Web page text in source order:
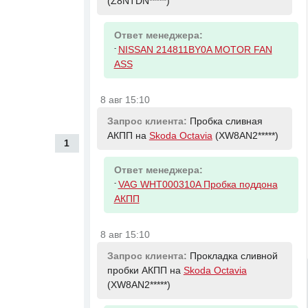
1
Ответ менеджера:
- NISSAN 214811BY0A MOTOR FAN
ASS
8 авг 15:10
Запрос клиента: Пробка сливная
АКПП на Skoda Octavia(XW8AN2*****)
Ответ менеджера:
- VAG WHT000310A Пробка поддона
АКПП
8 авг 15:10
Запрос клиента: Прокладка сливной
пробки АКПП на Skoda Octavia
(XW8AN2*****)